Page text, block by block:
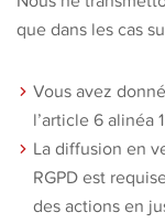
que dans les cas
Vous avez
l’article 6 alinéa
La diffusion en
RGPD est
des actions en